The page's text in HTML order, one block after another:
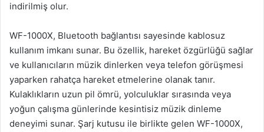
indirilmiş olur.
WF-1000X, Bluetooth bağlantısı sayesinde kablosuz
kullanım imkanı sunar. Bu özellik, hareket özgürlüğü sağlar
ve kullanıcıların müzik dinlerken veya telefon görüşmesi
yaparken rahatça hareket etmelerine olanak tanır.
Kulaklıkların uzun pil ömrü, yolculuklar sırasında veya
yoğun çalışma günlerinde kesintisiz müzik dinleme
deneyimi sunar. Şarj kutusu ile birlikte gelen WF-1000X,